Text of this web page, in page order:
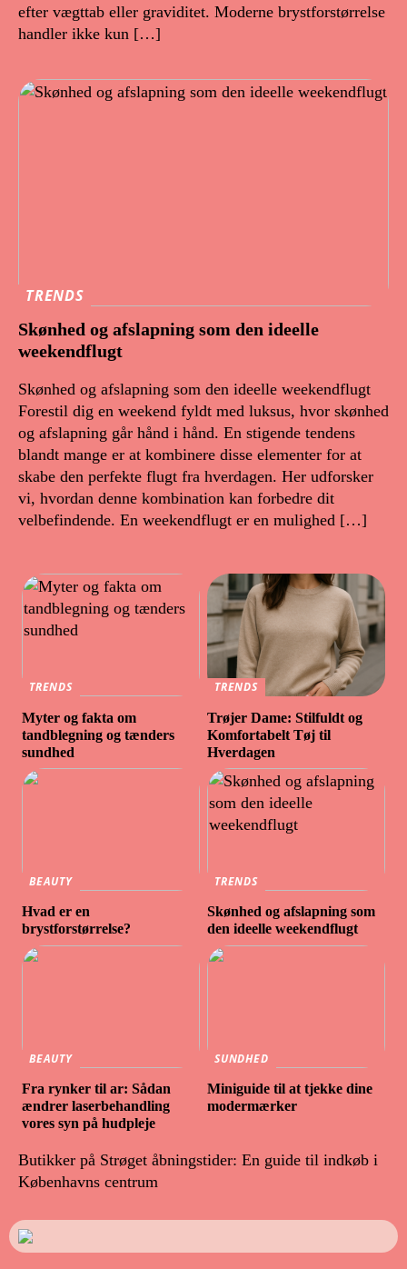
efter vægttab eller graviditet. Moderne brystforstørrelse
handler ikke kun […]
TRENDS
Skønhed og afslapning som den ideelle
weekendflugt
Skønhed og afslapning som den ideelle weekendflugt
Forestil dig en weekend fyldt med luksus, hvor skønhed
og afslapning går hånd i hånd. En stigende tendens
blandt mange er at kombinere disse elementer for at
skabe den perfekte flugt fra hverdagen. Her udforsker
vi, hvordan denne kombination kan forbedre dit
velbefindende. En weekendflugt er en mulighed […]
TRENDS
Myter og fakta om
tandblegning og tænders
sundhed
TRENDS
Trøjer Dame: Stilfuldt og
Komfortabelt Tøj til
Hverdagen
BEAUTY
Hvad er en
brystforstørrelse?
TRENDS
Skønhed og afslapning som
den ideelle weekendflugt
BEAUTY
Fra rynker til ar: Sådan
ændrer laserbehandling
vores syn på hudpleje
SUNDHED
Miniguide til at tjekke dine
modermærker
Butikker på Strøget åbningstider: En guide til indkøb i
Københavns centrum